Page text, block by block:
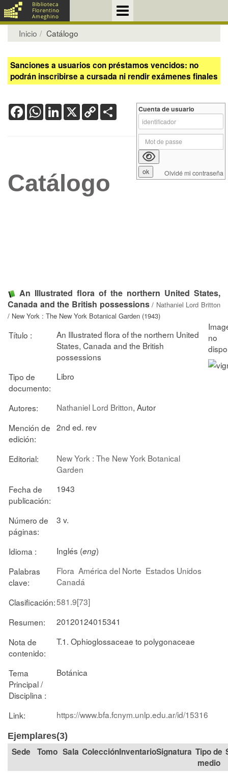
Inicio Catálogo
Sanciones a usuarios con préstamos vencidos: no
podrán inscribirse a cursada ni rendir exámenes finales
FacebookWhatsApp
LinkedIn
X Copy
Link
Catálogo
An Illustrated flora of the northern United States,
Canada and the British possessions/ Nathaniel Lord Britton
/ New York : The New York Botanical Garden (1943)
Título :
An Illustrated flora of the northern United
States, Canada and the British
possessions
Tipo de
documento:
Libro
Autores: Nathaniel Lord Britton, Autor
Mención de
edición:
2nd ed. rev
Editorial:
New York : The New York Botanical
Garden
Fecha de
publicación:
1943
Número de
páginas:
3 v.
Idioma : Inglés (eng)
Palabras
clave:
Flora América del Norte Estados Unidos
Canadá
Clasificación:581.9[73]
Resumen:
20120124015341
Nota de
contenido:
T.1. Ophioglossaceae to polygonaceae
Tema
Principal /
Disciplina :
Botánica
Link: https://www.bfa.fcnym.unlp.edu.ar/id/15316
Ejemplares(3)
Tomo Sala Colección Signatura Tipo de
medio
Cuenta de usuario
Olvidé mi contraseña